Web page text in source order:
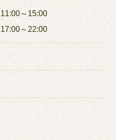
11:00～15:00
17:00～22:00